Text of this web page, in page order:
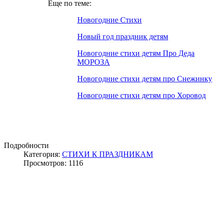
Еще по теме:
Новогодние Стихи
Новый год праздник детям
Новогодние стихи детям Про Деда
МОРОЗА
Новогодние стихи детям про Снежинку
Новогодние стихи детям про Хоровод
Подробности
Категория: СТИХИ К ПРАЗДНИКАМ
Просмотров: 1116